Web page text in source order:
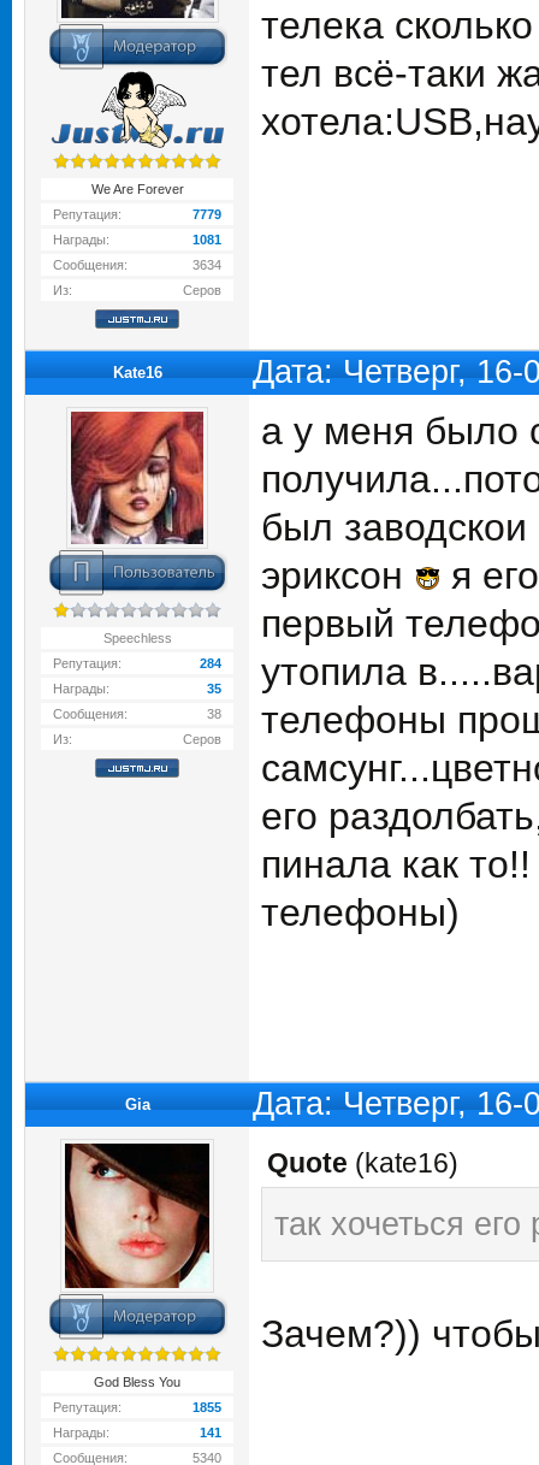
We Are Forever
Репутация:
7779
Награды:
1081
Сообщения:
3634
Из:
Серов
телека
тел всё-таки
Kate16 Дата: Четверг,
Speechless
Репутация:
284
Награды:
35
Сообщения:
38
Из:
Серов
а у меня было
был
эриксон
я
первый
утопила
телефоны
его
пинала как
телефоны)
Gia Дата: Четверг,
God Bless You
Репутация:
1855
Награды:
141
Сообщения:
5340
Quote (kate16)
так хочеться его
Зачем?))